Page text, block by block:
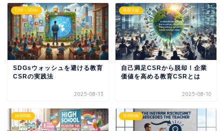
CSR・SDGs
SDGsウォッシュを避ける教育
CSRの実践法
2025-08-13
教育支援
自己満足CSRから脱却！企業
価値を高める教育CSRとは
2025-08-10
採用戦略 採用戦略